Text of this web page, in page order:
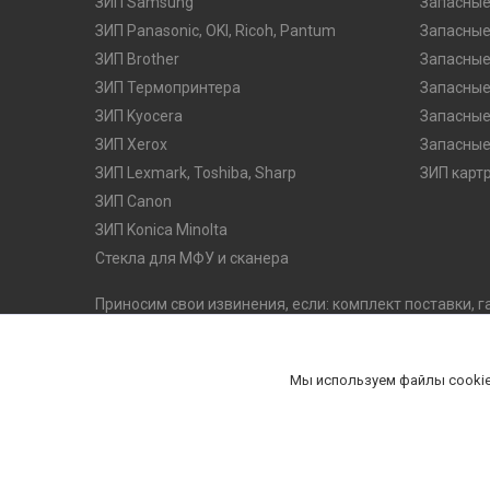
ЗИП Panasonic, OKI, Ricoh, Pantum
ЗИП Brother
ЗИП Термопринтера
ЗИП Kyocera
ЗИП Xerox
ЗИП Lexmark, Toshiba, Sharp
ЗИП Canon
ЗИП Konica Minolta
Стекла для МФУ и сканера
ЗИП
Приносим свои извинения, если: комплект поставки,
его потребительских качеств, без
Мы используем файлы